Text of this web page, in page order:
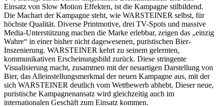
Einsatz von Slow Motion Effekten, ist die Kampagne stilbildend.
Die Machart der Kampagne steht, wie WARSTEINER selbst, für
höchste Qualität. Diverse Printmotive, drei TV-Spots und massive
Media-Unterstützung machen die Marke erlebbar, zeigen das „einzig
Wahre“ in einer bisher nicht dagewesenen, puristischen Bier-
Inszenierung. WARSTEINER kehrt zu seinem gelernten,
kommunikativen Erscheinungsbild zurück. Diese stringente
Visualisierung macht, zusammen mit der neuartigen Darstellung von
Bier, das Alleinstellungsmerkmal der neuen Kampagne aus, mit der
sich WARSTEINER deutlich vom Wettbewerb abhebt. Dieser neue,
puristische Kampagnenansatz wird gleichzeitig auch im
internationalen Geschäft zum Einsatz kommen.